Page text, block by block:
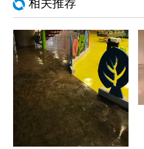
相关推荐